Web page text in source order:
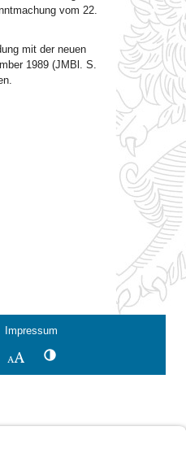
vom 22.
mit der neuen
1989 (JMBl. S.
Impressum
SchriftgrößeKontrastwechsel